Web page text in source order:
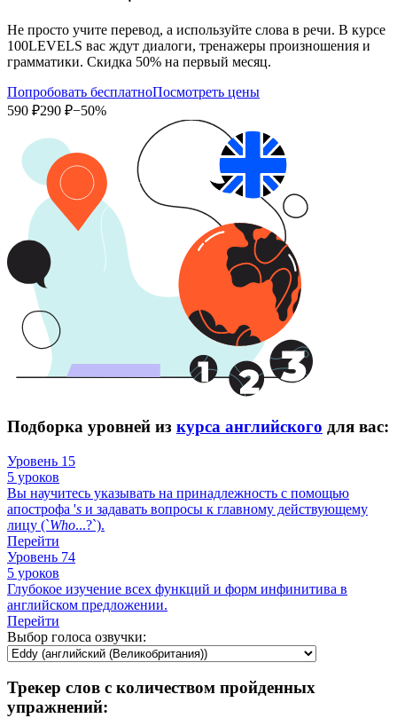
Не просто учите перевод, а используйте слова в речи. В курсе
100LEVELS вас ждут диалоги, тренажеры произношения и
грамматики. Скидка 50% на первый месяц.
Попробовать бесплатноПосмотреть цены
590 ₽290 ₽−50%
Подборка уровней из курса английского для вас:
Уровень 15
5 уроков
Вы научитесь указывать на принадлежность с помощью
апострофа 's и задавать вопросы к главному действующему
лицу (`Who...?`).
Перейти
Уровень 74
5 уроков
Глубокое изучение всех функций и форм инфинитива в
английском предложении.
Перейти
Выбор голоса озвучки:
Трекер слов с количеством пройденных
упражнений: